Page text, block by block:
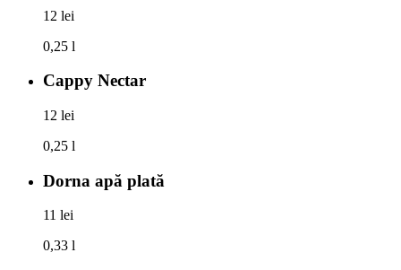
12 lei
0,25 l
Cappy Nectar
12 lei
0,25 l
Dorna apă plată
11 lei
0,33 l